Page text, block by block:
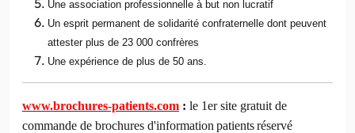
Une association professionnelle à but non lucratif
Un esprit permanent de solidarité confraternelle dont peuvent
attester plus de 23 000 confrères
Une expérience de plus de 50 ans.
www.brochures-patients.com : le 1er site gratuit de
commande de brochures d'information patientsréservé